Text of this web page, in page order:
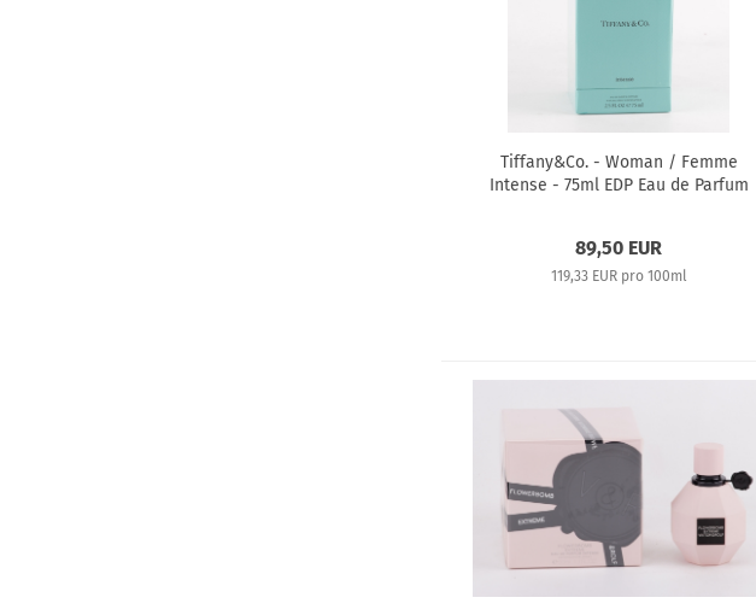
Tiffany&Co. - Woman / Femme
Intense - 75ml EDP Eau de Parfum
89,50 EUR
119,33 EUR pro 100ml